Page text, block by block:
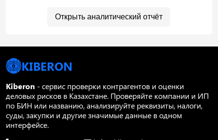
Открыть аналитический отчёт
KIBERON
Kiberon - сервис проверки контрагентов и оценки
деловых рисков в Казахстане. Проверяйте компании и ИП
по БИН или названию, анализируйте реквизиты, налоги,
суды, закупки и другие значимые данные в одном
интерфейсе.